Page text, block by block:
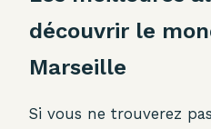
découvrir le
Marseille
Si vous ne trouverez